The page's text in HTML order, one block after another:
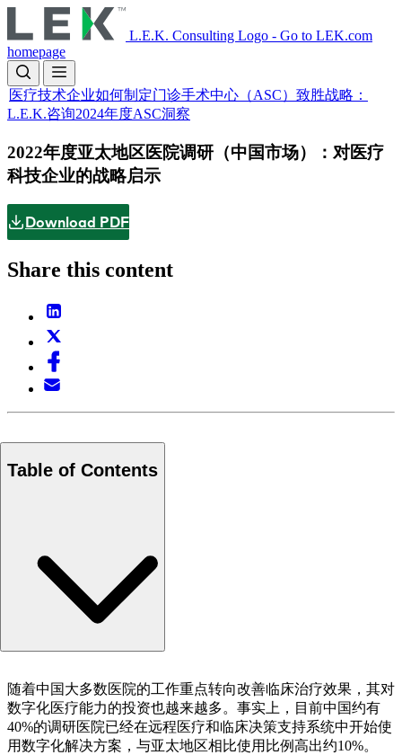
to
main
content
L.E.K. Consulting Logo - Go to LEK.com
homepage
医疗技术企业如何制定门诊手术中心（ASC）致胜战略：
L.E.K.咨询2024年度ASC洞察
2022年度亚太地区医院调研（中国市场）：对医疗
科技企业的战略启示
Download PDF
Share this content
Table of Contents
随着中国大多数医院的工作重点转向改善临床治疗效果，其对
数字化医疗能力的投资也越来越多。事实上，目前中国约有
40%的调研医院已经在远程医疗和临床决策支持系统中开始使
用数字化解决方案，与亚太地区相比使用比例高出约10%。